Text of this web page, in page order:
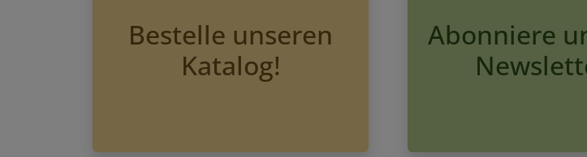
Bestelle unseren
Katalog!
Abonniere